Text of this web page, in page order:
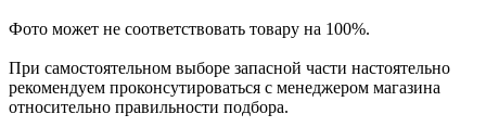
Фото может не соответствовать товару на 100%.
При самостоятельном выборе запасной части настоятельно
рекомендуем проконсутироваться с менеджером магазина
относительно правильности подбора.